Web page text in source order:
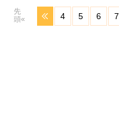
先
頭«
4 5 6 7